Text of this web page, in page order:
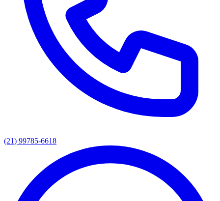
(21) 99785-6618